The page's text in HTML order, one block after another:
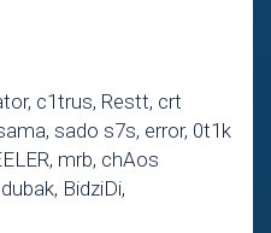
c1trus, Restt, crt
sado s7s, error, 0t1k
mrb, chAos
BidziDi,